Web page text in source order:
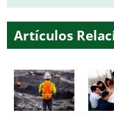
Artículos